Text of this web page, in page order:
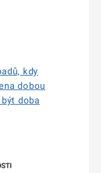
kdy
dobou
doba